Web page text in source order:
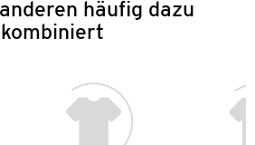
häufig dazu
kombiniert